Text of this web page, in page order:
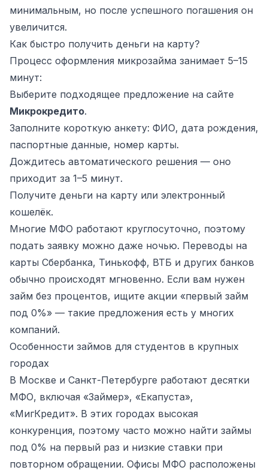
минимальным, но после успешного погашения он
увеличится.
Как быстро получить деньги на карту?
Процесс оформления микрозайма занимает 5–15
минут:
Выберите подходящее предложение на сайте
Микрокредито.
Заполните короткую анкету: ФИО, дата рождения,
паспортные данные, номер карты.
Дождитесь автоматического решения — оно
приходит за 1–5 минут.
Получите деньги на карту или электронный
кошелёк.
Многие МФО работают круглосуточно, поэтому
подать заявку можно даже ночью. Переводы на
карты Сбербанка, Тинькофф, ВТБ и других банков
обычно происходят мгновенно. Если вам нужен
займ без процентов, ищите акции «первый займ
под 0%» — такие предложения есть у многих
компаний.
Особенности займов для студентов в крупных
городах
В Москве и Санкт-Петербурге работают десятки
МФО, включая «Займер», «Екапуста»,
«МигКредит». В этих городах высокая
конкуренция, поэтому часто можно найти займы
под 0% на первый раз и низкие ставки при
повторном обращении. Офисы МФО расположены